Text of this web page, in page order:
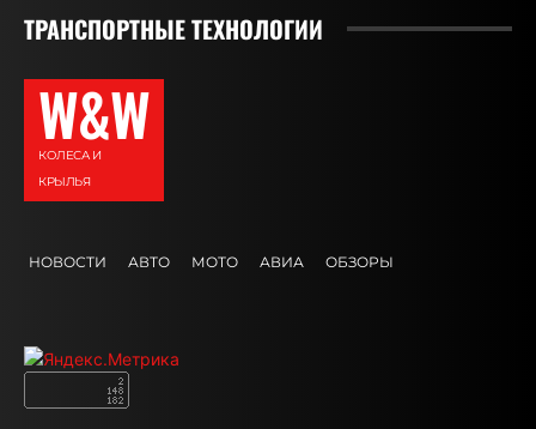
ТРАНСПОРТНЫЕ ТЕХНОЛОГИИ
W&W
КОЛЕСА И
КРЫЛЬЯ
НОВОСТИ АВТО МОТО АВИА ОБЗОРЫ